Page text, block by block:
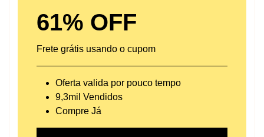
61% OFF
Frete grátis usando o cupom
Oferta valida por pouco tempo
9,3mil Vendidos
Compre Já